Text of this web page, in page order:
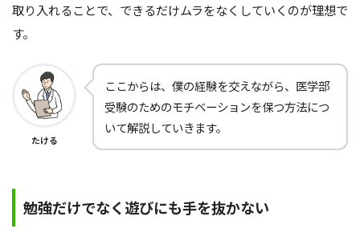
取り入れることで、できるだけムラをなくしていくのが理想で
す。
たける
ここからは、僕の経験を交えながら、医学部
受験のためのモチベーションを保つ方法につ
いて解説していきます。
勉強だけでなく遊びにも手を抜かない